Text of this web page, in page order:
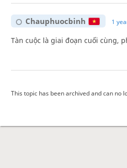
Chauphuocbinh 1
Tàn cuộc là giai đoạn cuối cùng,
This topic has been archived and can no